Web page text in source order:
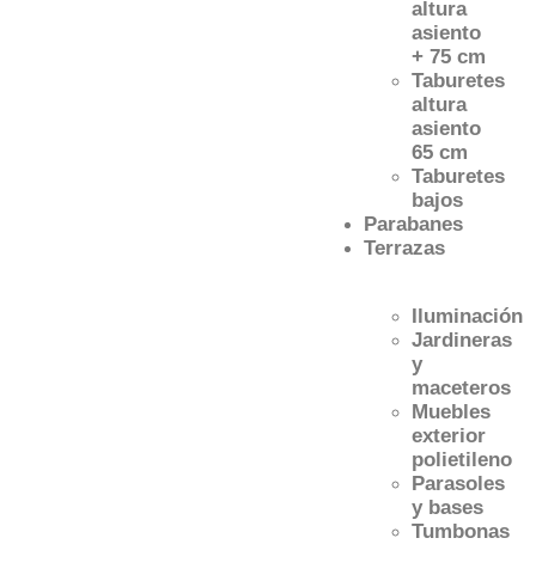
altura
asiento
+ 75 cm
Taburetes
altura
asiento
65 cm
Taburetes
bajos
Parabanes
Terrazas
Iluminación
Jardineras
y
maceteros
Muebles
exterior
polietileno
Parasoles
y bases
Tumbonas